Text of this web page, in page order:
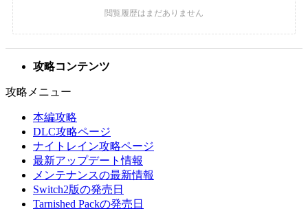
攻略コンテンツ
攻略メニュー
本編攻略
DLC攻略ページ
ナイトレイン攻略ページ
最新アップデート情報
メンテナンスの最新情報
Switch2版の発売日
Tarnished Packの発売日